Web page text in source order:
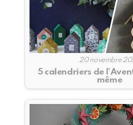
20 novembre
5 calendriers de
même